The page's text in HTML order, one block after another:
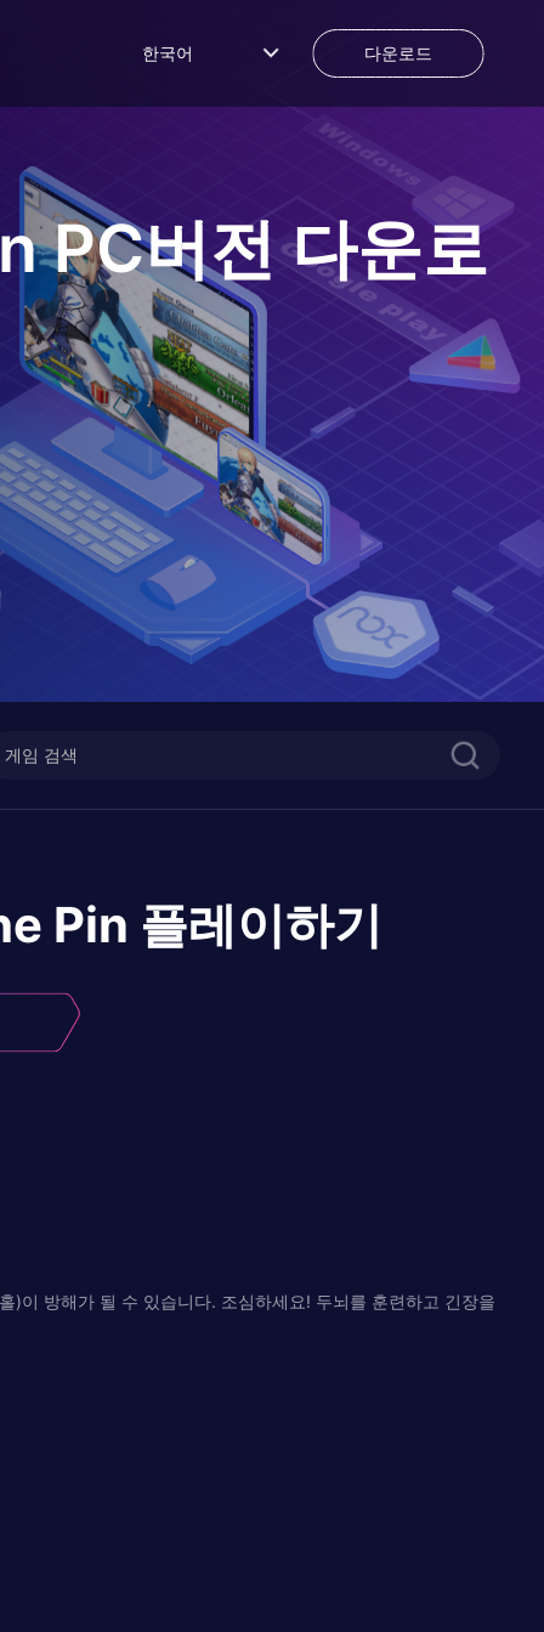
한국어 다운로드
PC버전 다운로
Pin 플레이하기
)이 방해가 될 수 있습니다. 조심하세요! 두뇌를 훈련하고 긴장을